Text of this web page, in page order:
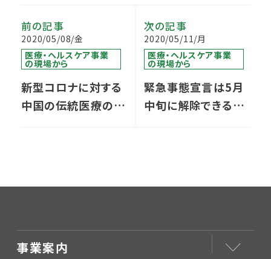
前の記事
2020/05/08/金
医療・ヘルスケア事業
の現場から
新型コロナに対する
中国の伝統医療のア
次の記事
2020/05/11/月
医療・ヘルスケア事業
の現場から
緊急事態宣言は5月
中旬に解除できる？！
事業案内